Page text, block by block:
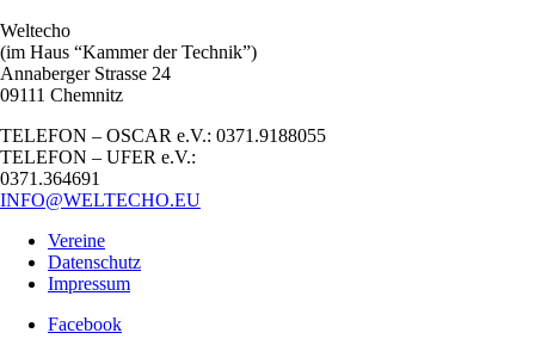
Weltecho
(im Haus “Kammer der Technik”)
Annaberger Strasse 24
09111 Chemnitz
TELEFON – OSCAR e.V.: 0371.9188055
TELEFON – UFER e.V.:
0371.364691
INFO@WELTECHO.EU
Vereine
Datenschutz
Impressum
Facebook